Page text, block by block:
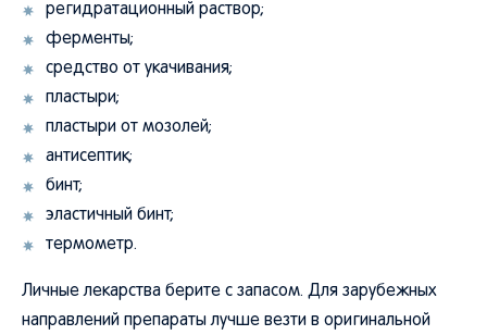
регидратационный раствор;
ферменты;
средство от укачивания;
пластыри;
пластыри от мозолей;
антисептик;
бинт;
эластичный бинт;
термометр.
Личные лекарства берите с запасом. Для зарубежных
направлений препараты лучше везти в оригинальной